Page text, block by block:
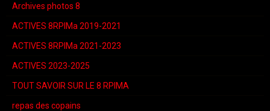
Archives photos 8
ACTIVES 8RPIMa 2019-2021
ACTIVES 8RPIMa 2021-2023
ACTIVES 2023-2025
TOUT SAVOIR SUR LE 8 RPIMA
repas des copains